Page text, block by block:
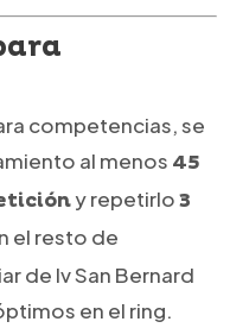
competencias, se
al menos 45
y repetirlo3
el resto de
de Iv San Bernard
en el ring.